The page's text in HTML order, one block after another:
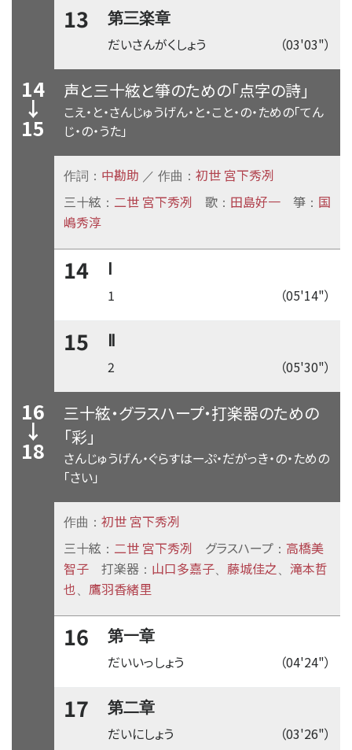
13 第三楽章
（03'03"）
だいさんがくしょう
14
↓
15
声と三十絃と箏のための「点字の詩」
こえ・と・さんじゅうげん・と・こと・の・ための「てん
じ・の・うた」
作詞： 中勘助 ／ 作曲： 初世 宮下秀冽
三十絃 ： 二世 宮下秀冽 歌 ： 田島好一 箏 ： 国
嶋秀淳
14
（05'14"）
1
15
（05'30"）
2
16
↓
18
三十絃・グラスハープ・打楽器のための
「彩」
さんじゅうげん・ぐらすはーぷ・だがっき・の・ための
「さい」
作曲： 初世 宮下秀冽
三十絃 ： 二世 宮下秀冽 グラスハープ ： 高橋美
智子
打楽器 ： 山口多嘉子 藤城佳之
滝本哲
也
鷹羽香緒里
16 第一章
（04'24"）
だいいっしょう
17 第二章
（03'26"）
だいにしょう